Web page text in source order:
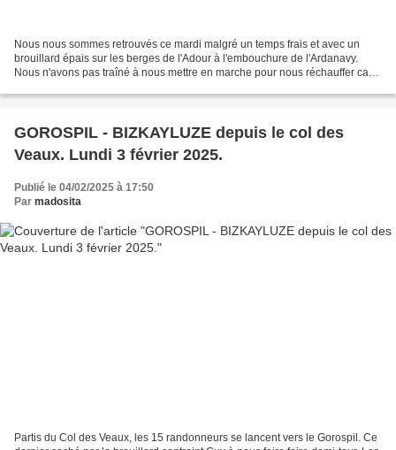
Nous nous sommes retrouvés ce mardi malgré un temps frais et avec un
brouillard épais sur les berges de l'Adour à l'embouchure de l'Ardanavy.
Nous n'avons pas traîné à nous mettre en marche pour nous réchauffer car
GOROSPIL - BIZKAYLUZE depuis le col des
Veaux. Lundi 3 février 2025.
Publié le 04/02/2025 à 17:50
Par madosita
Partis du Col des Veaux, les 15 randonneurs se lancent vers le Gorospil. Ce